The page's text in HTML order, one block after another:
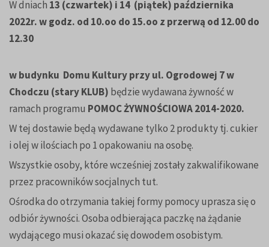
W dniach 13 (czwartek) i 14 (piątek) października
2022r. w godz. od 10.oo do 15.oo z przerwą od 12.00 do
12.30
w budynku Domu Kultury przy ul. Ogrodowej 7 w
Chodczu (stary KLUB) będzie wydawana żywność w
ramach programu POMOC ŻYWNOŚCIOWA 2014-2020.
W tej dostawie będą wydawane tylko 2 produkty tj. cukier
i olej w ilościach po 1 opakowaniu na osobę.
Wszystkie osoby, które wcześniej zostały zakwalifikowane
przez pracowników socjalnych tut.
Ośrodka do otrzymania takiej formy pomocy uprasza się o
odbiór żywności. Osoba odbierająca paczkę na żądanie
wydającego musi okazać się dowodem osobistym.